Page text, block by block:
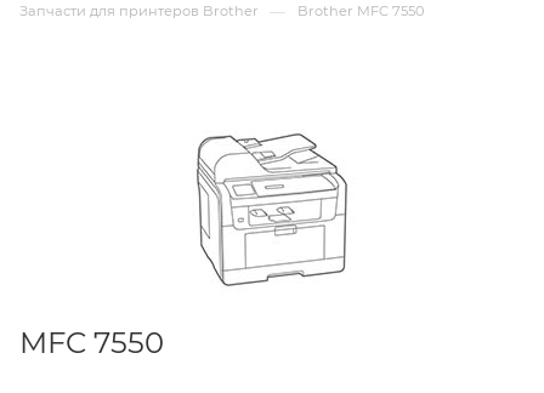
Запчасти для принтеров Brother — Brother MFC 7550
MFC 7550